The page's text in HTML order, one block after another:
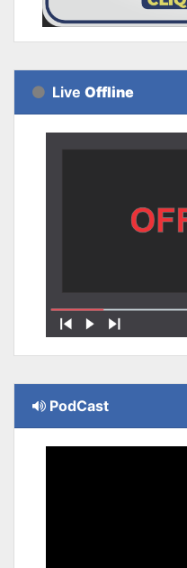
Live Offline
PodCast